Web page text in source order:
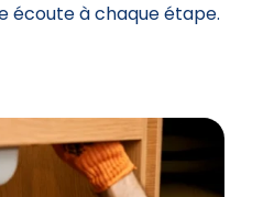
écoute à chaque étape.